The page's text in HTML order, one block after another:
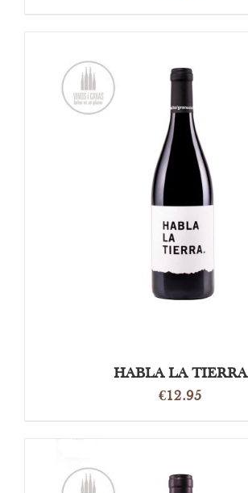
OPTIES SELECTEREN /
HABLA LA TIERRA
€12.95